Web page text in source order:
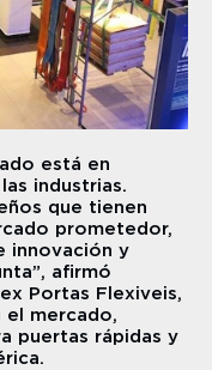
está en
industrias.
que tienen
prometedor,
innovación y
afirmó
Portas Flexiveis,
el mercado,
puertas rápidas y